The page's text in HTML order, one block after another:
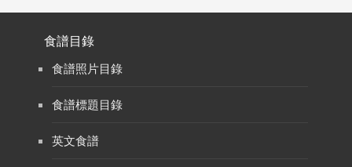
食譜目錄
食譜照片目錄
食譜標題目錄
英文食譜